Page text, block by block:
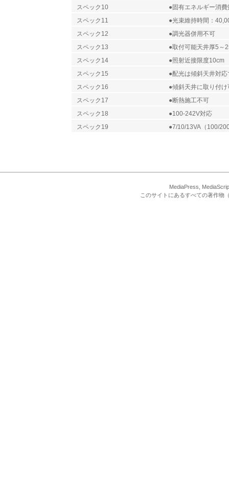
スペック10
●固有エネルギー消
スペック11
●光束維持時間：
スペック12
●調光器併用不可
スペック13
●取付可能天井厚5～
スペック14
●照射近接限度10cm
スペック15
●配光は傾斜天井対
スペック16
●傾斜天井に取り付
スペック17
●断熱施工不可
スペック18
●100-242V対応
スペック19
●7/10/13VA（100/
MediaPress,
このサイトにあるすべての著作物